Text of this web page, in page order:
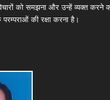
को समझना और उन्हें व्यक्त करने
की रक्षा करना है।